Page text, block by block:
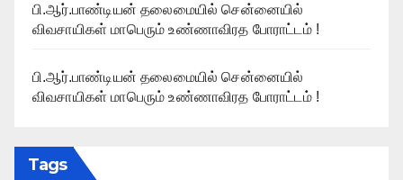
பி.ஆர்.பாண்டியன் தலைமையில் சென்னையில்
விவசாயிகள் மாபெரும் உண்ணாவிரத போராட்டம் !
பி.ஆர்.பாண்டியன் தலைமையில் சென்னையில்
விவசாயிகள் மாபெரும் உண்ணாவிரத போராட்டம் !
Tags